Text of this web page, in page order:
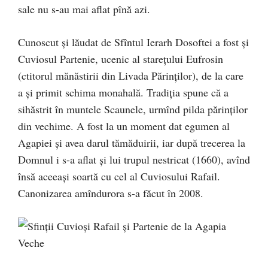
sale nu s-au mai aflat pînă azi.
Cunoscut și lăudat de Sfîntul Ierarh Dosoftei a fost și
Cuviosul Partenie, ucenic al stareţului Eufrosin
(ctitorul mănăstirii din Livada Părinţilor), de la care
a și primit schima monahală. Tradiţia spune că a
sihăstrit în muntele Scaunele, urmînd pilda părinţilor
din vechime. A fost la un moment dat egumen al
Agapiei și avea darul tămăduirii, iar după trecerea la
Domnul i s-a aflat și lui trupul nestricat (1660), avînd
însă aceeași soartă cu cel al Cuviosului Rafail.
Canonizarea amîndurora s-a făcut în 2008.